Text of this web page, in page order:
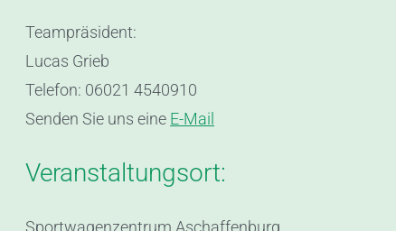
Teampräsident:
Lucas Grieb
Telefon: 06021 4540910
Senden Sie uns eine E-Mail
Veranstaltungsort: